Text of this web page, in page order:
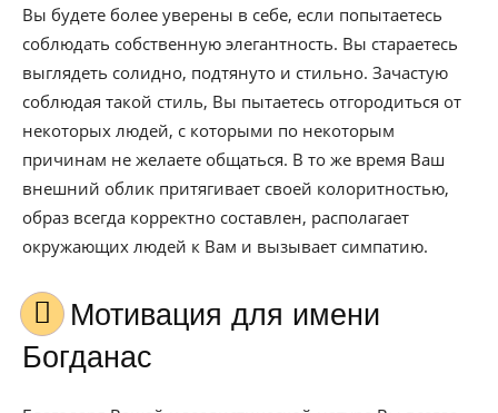
Вы будете более уверены в себе, если попытаетесь
соблюдать собственную элегантность. Вы стараетесь
выглядеть солидно, подтянуто и стильно. Зачастую
соблюдая такой стиль, Вы пытаетесь отгородиться от
некоторых людей, с которыми по некоторым
причинам не желаете общаться. В то же время Ваш
внешний облик притягивает своей колоритностью,
образ всегда корректно составлен, располагает
окружающих людей к Вам и вызывает симпатию.
Мотивация для имени
Богданас